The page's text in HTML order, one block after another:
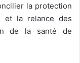
la protection
et la relance des
de la santé de